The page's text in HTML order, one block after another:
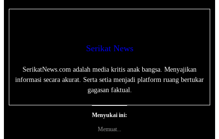
Serikat News
SerikatNews.com adalah media kritis anak bangsa. Menyajikan
informasi secara akurat. Serta setia menjadi platform ruang bertukar
gagasan faktual.
Menyukai ini:
Memuat...